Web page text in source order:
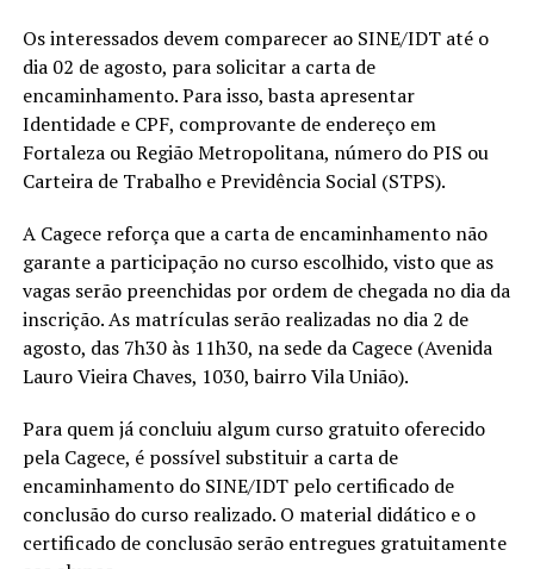
Os interessados devem comparecer ao SINE/IDT até o
dia 02 de agosto, para solicitar a carta de
encaminhamento. Para isso, basta apresentar
Identidade e CPF, comprovante de endereço em
Fortaleza ou Região Metropolitana, número do PIS ou
Carteira de Trabalho e Previdência Social (STPS).
A Cagece reforça que a carta de encaminhamento não
garante a participação no curso escolhido, visto que as
vagas serão preenchidas por ordem de chegada no dia da
inscrição. As matrículas serão realizadas no dia 2 de
agosto, das 7h30 às 11h30, na sede da Cagece (Avenida
Lauro Vieira Chaves, 1030, bairro Vila União).
Para quem já concluiu algum curso gratuito oferecido
pela Cagece, é possível substituir a carta de
encaminhamento do SINE/IDT pelo certificado de
conclusão do curso realizado. O material didático e o
certificado de conclusão serão entregues gratuitamente